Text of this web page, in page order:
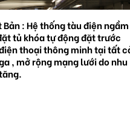
: 65% phụ nữ không muốn
lần đầu tiên vượt qua nam
Trắng về Sinh Sản 2025]